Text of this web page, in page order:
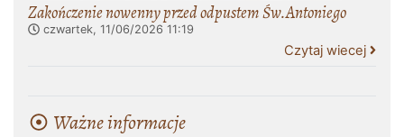
Zakończenie nowenny przed odpustem Św.Antoniego
czwartek, 11/06/2026 11:19
Czytaj wiecej
Ważne informacje